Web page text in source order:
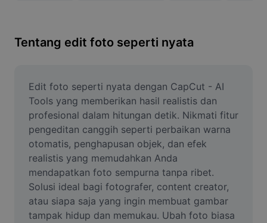
Ubah Ukuran Gambar
Editor Foto Online
Pembuat Meme
AI Text Remover
AI People Remover
AI Inpainting
Tentang edit foto seperti nyata
Edit foto seperti nyata dengan CapCut - AI
Tools yang memberikan hasil realistis dan
profesional dalam hitungan detik. Nikmati fitur
pengeditan canggih seperti perbaikan warna
otomatis, penghapusan objek, dan efek
realistis yang memudahkan Anda
mendapatkan foto sempurna tanpa ribet.
Solusi ideal bagi fotografer, content creator,
atau siapa saja yang ingin membuat gambar
tampak hidup dan memukau. Ubah foto biasa